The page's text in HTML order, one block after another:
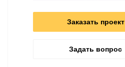
Заказать проект
Задать вопрос